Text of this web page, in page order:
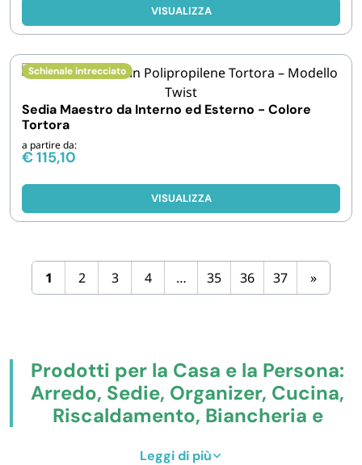
VISUALIZZA
Schienale intrecciato
Sedia Maestro da Interno ed Esterno - Colore
Tortora
a partire da:
€115,10
VISUALIZZA
1 2 3 4 … 35 36 37 »
Prodotti per la Casa e la Persona:
Arredo, Sedie, Organizer, Cucina,
Riscaldamento, Biancheria e
Leggi di più